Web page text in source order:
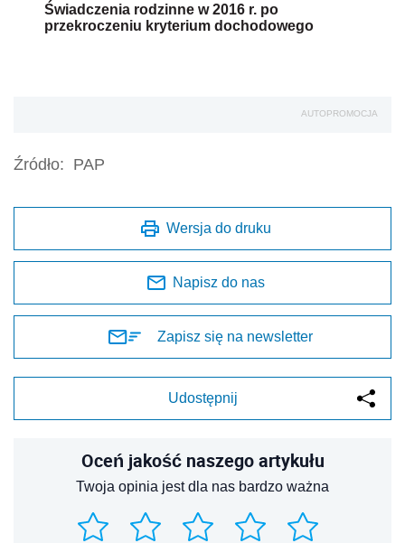
Świadczenia rodzinne w 2016 r. po
przekroczeniu kryterium dochodowego
AUTOPROMOCJA
Źródło: PAP
Wersja do druku
Napisz do nas
Zapisz się na newsletter
Udostępnij
Oceń jakość naszego artykułu
Twoja opinia jest dla nas bardzo ważna